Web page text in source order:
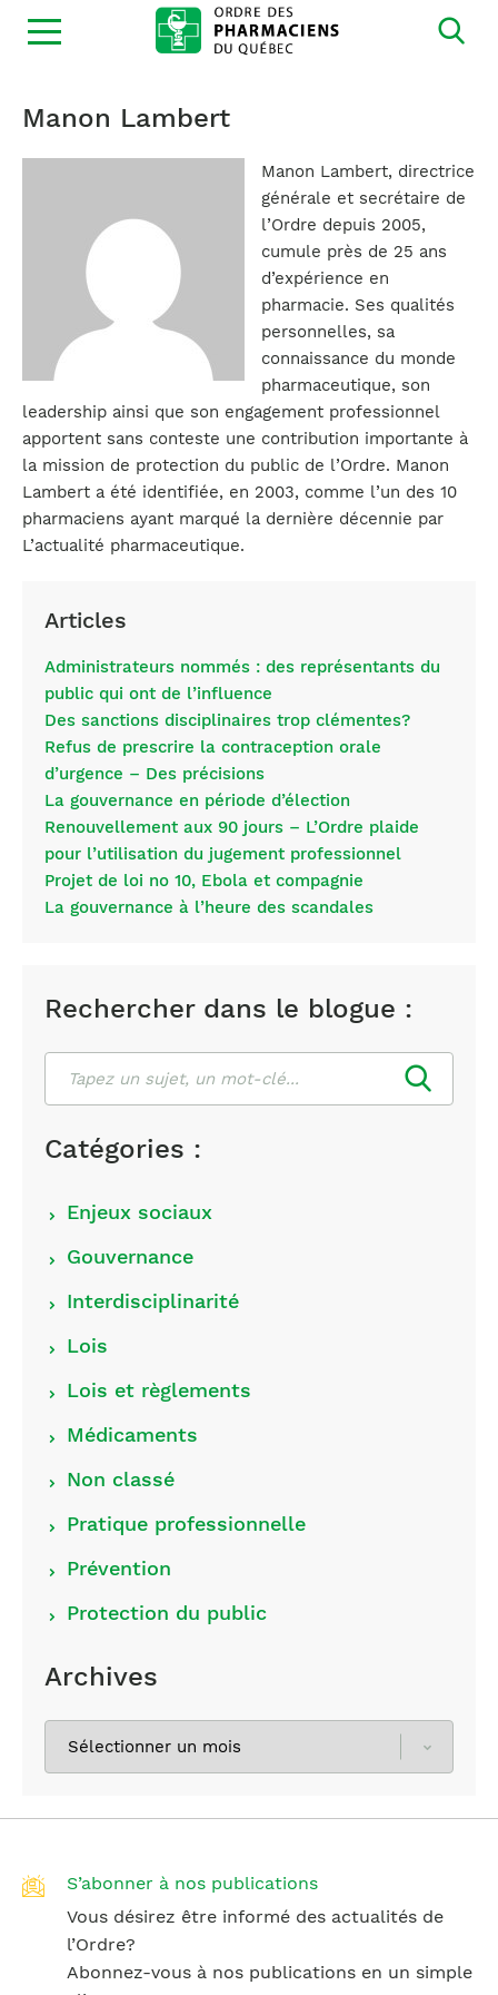
Ouvrir
la
Rechercher dans le blogue :
Catégories :
Choisir
catégories
Enjeux sociaux
Gouvernance
Interdisciplinarité
Lois
Lois et règlements
Médicaments
Non classé
Pratique professionnelle
Prévention
Protection du public
Archives
Manon Lambert
Manon Lambert, directrice
générale et secrétaire de
l’Ordre depuis 2005,
cumule près de 25 ans
d’expérience en
pharmacie. Ses qualités
personnelles, sa
connaissance du monde
pharmaceutique, son
leadership ainsi que son engagement professionnel
apportent sans conteste une contribution importante à
la mission de protection du public de l’Ordre. Manon
Lambert a été identifiée, en 2003, comme l’un des 10
pharmaciens ayant marqué la dernière décennie par
L’actualité pharmaceutique.
Articles
Administrateurs nommés : des représentants du
public qui ont de l’influence
Des sanctions disciplinaires trop clémentes?
Refus de prescrire la contraception orale
d’urgence – Des précisions
La gouvernance en période d’élection
Renouvellement aux 90 jours – L’Ordre plaide
pour l’utilisation du jugement professionnel
Projet de loi no 10, Ebola et compagnie
La gouvernance à l’heure des scandales
S’abonner à nos publications
Vous désirez être informé des actualités de
l’Ordre?
Abonnez-vous à nos publications en un simple